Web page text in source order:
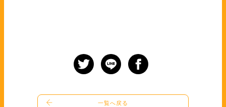
一覧へ戻る